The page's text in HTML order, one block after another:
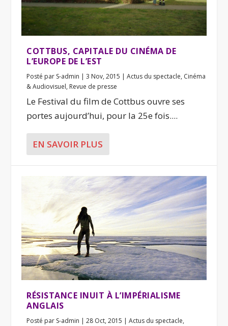
COTTBUS, CAPITALE DU CINÉMA DE
L’EUROPE DE L’EST
Posté par S-admin |3 Nov, 2015 |Actus du spectacle, Cinéma
& Audiovisuel, Revue de presse
Le Festival du film de Cottbus ouvre ses
portes aujourd’hui, pour la 25e fois....
EN SAVOIR PLUS
RÉSISTANCE INUIT À L’IMPÉRIALISME
ANGLAIS
Posté par S-admin |28 Oct, 2015 |Actus du spectacle,